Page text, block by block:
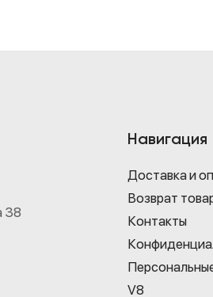
38
Навигация
Доставка и
Возврат
Контакты
V8